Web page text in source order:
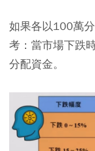
如果各以100萬
考：當市場下跌
分配資金。